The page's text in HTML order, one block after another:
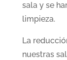
sala y se
limpieza.
La
nuestras